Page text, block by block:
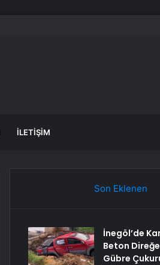
İLETIŞIM
Son Eklenen
İnegöl’de
Beton
Gübre